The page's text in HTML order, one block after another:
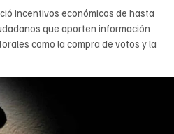
incentivos económicos de hasta
que aporten información
como la compra de votos y la